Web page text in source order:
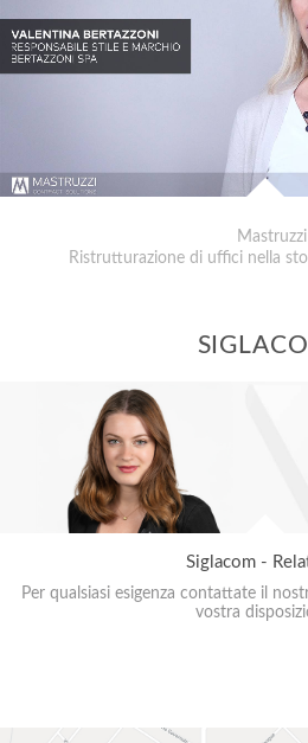
Mastruzzi
Ristrutturazione di uffici nella
Siglacom -
Per qualsiasi esigenza contattate il
vostra